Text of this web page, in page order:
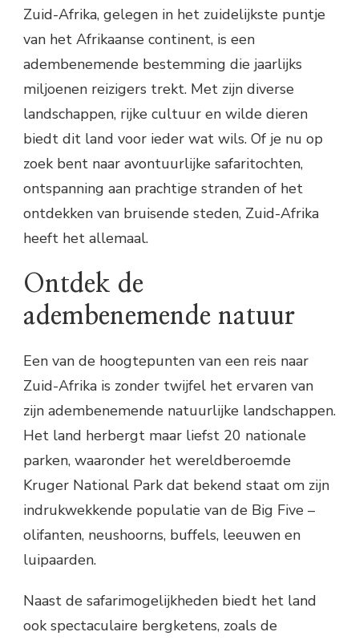
Zuid-Afrika, gelegen in het zuidelijkste puntje
van het Afrikaanse continent, is een
adembenemende bestemming die jaarlijks
miljoenen reizigers trekt. Met zijn diverse
landschappen, rijke cultuur en wilde dieren
biedt dit land voor ieder wat wils. Of je nu op
zoek bent naar avontuurlijke safaritochten,
ontspanning aan prachtige stranden of het
ontdekken van bruisende steden, Zuid-Afrika
heeft het allemaal.
Ontdek de
adembenemende natuur
Een van de hoogtepunten van een reis naar
Zuid-Afrika is zonder twijfel het ervaren van
zijn adembenemende natuurlijke landschappen.
Het land herbergt maar liefst 20 nationale
parken, waaronder het wereldberoemde
Kruger National Park dat bekend staat om zijn
indrukwekkende populatie van de Big Five –
olifanten, neushoorns, buffels, leeuwen en
luipaarden.
Naast de safarimogelijkheden biedt het land
ook spectaculaire bergketens, zoals de